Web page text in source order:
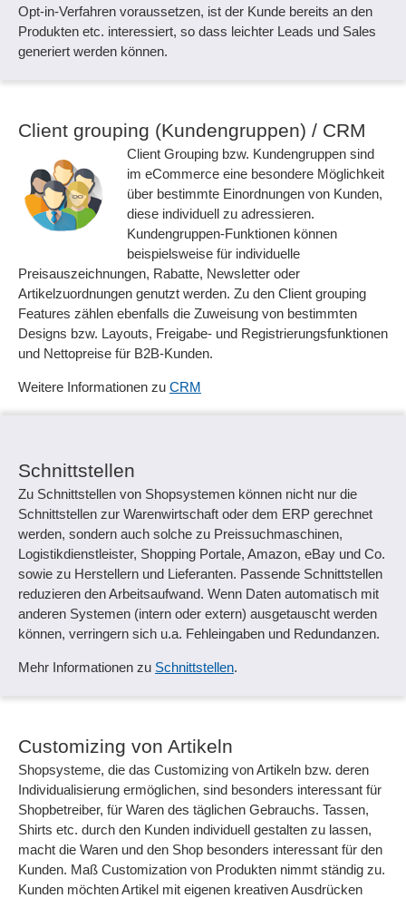
Opt-in-Verfahren voraussetzen, ist der Kunde bereits an den
Produkten etc. interessiert, so dass leichter Leads und Sales
generiert werden können.
Client grouping (Kundengruppen) / CRM
Client Grouping bzw. Kundengruppen sind
im eCommerce eine besondere Möglichkeit
über bestimmte Einordnungen von Kunden,
diese individuell zu adressieren.
Kundengruppen-Funktionen können
beispielsweise für individuelle
Preisauszeichnungen, Rabatte, Newsletter oder
Artikelzuordnungen genutzt werden. Zu den Client grouping
Features zählen ebenfalls die Zuweisung von bestimmten
Designs bzw. Layouts, Freigabe- und Registrierungsfunktionen
und Nettopreise für B2B-Kunden.
Weitere Informationen zu CRM
Schnittstellen
Zu Schnittstellen von Shopsystemen können nicht nur die
Schnittstellen zur Warenwirtschaft oder dem ERP gerechnet
werden, sondern auch solche zu Preissuchmaschinen,
Logistikdienstleister, Shopping Portale, Amazon, eBay und Co.
sowie zu Herstellern und Lieferanten. Passende Schnittstellen
reduzieren den Arbeitsaufwand. Wenn Daten automatisch mit
anderen Systemen (intern oder extern) ausgetauscht werden
können, verringern sich u.a. Fehleingaben und Redundanzen.
Mehr Informationen zu Schnittstellen.
Customizing von Artikeln
Shopsysteme, die das Customizing von Artikeln bzw. deren
Individualisierung ermöglichen, sind besonders interessant für
Shopbetreiber, für Waren des täglichen Gebrauchs. Tassen,
Shirts etc. durch den Kunden individuell gestalten zu lassen,
macht die Waren und den Shop besonders interessant für den
Kunden. Maß Customization von Produkten nimmt ständig zu.
Kunden möchten Artikel mit eigenen kreativen Ausdrücken